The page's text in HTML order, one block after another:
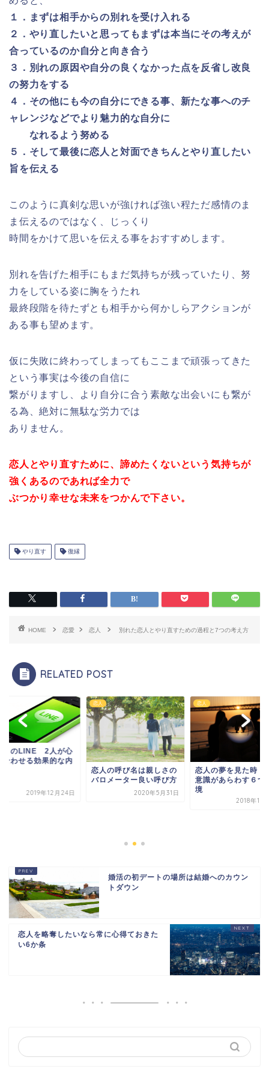
１．まずは相手からの別れを受け入れる
２．やり直したいと思ってもまずは本当にその考えが
合っているのか自分と向き合う
３．別れの原因や自分の良くなかった点を反省し改良
の努力をする
４．その他にも今の自分にできる事、新たな事へのチ
ャレンジなどでより魅力的な自分に
なれるよう努める
５．そして最後に恋人と対面できちんとやり直したい
旨を伝える
このように真剣な思いが強ければ強い程ただ感情のま
ま伝えるのではなく、じっくり
時間をかけて思いを伝える事をおすすめします。
別れを告げた相手にもまだ気持ちが残っていたり、努
力をしている姿に胸をうたれ
最終段階を待たずとも相手から何かしらアクションが
ある事も望めます。
仮に失敗に終わってしまってもここまで頑張ってきた
という事実は今後の自信に
繋がりますし、より自分に合う素敵な出会いにも繋が
る為、絶対に無駄な労力では
ありません。
恋人とやり直すために、諦めたくないという気持ちが
強くあるのであれば全力で
ぶつかり幸せな未来をつかんで下さい。
やり直す 復縁
HOME 恋愛 恋人 別れた恋人とやり直すための過程と7つの考え方
RELATED POST
とのLINE 2人が心
合わせる効果的な内
2019年12月24日
恋人
恋人の呼び名は親しさの
バロメーター良い呼び方
2020年5月31日
恋人
恋人の夢を見た時
意識があらわす６つ
境
2018年10
婚活の初デートの場所は結婚へのカウン
トダウン
恋人を略奪したいなら常に心得ておきた
い6か条